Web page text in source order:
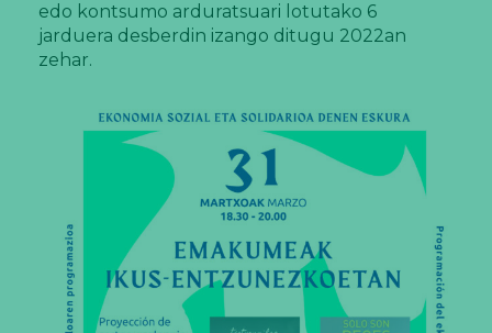
edo kontsumo arduratsuari lotutako 6
jarduera desberdin izango ditugu 2022an
zehar.